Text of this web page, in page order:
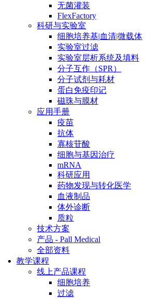
无菌灌装
FlexFactory
科研与实验室
细胞培养基|血清|微载体
实验室过滤
实验室层析系统及填料
分子互作（SPR）
分子试剂与耗材
蛋白免疫印记
磁珠与膜材
应用手册
疫苗
抗体
寡核苷酸
细胞与基因治疗
mRNA
科研应用
药物发现与转化医学
血液制品
体外诊断
质粒
技术方案
产品 - Pall Medical
全部资料
教学课程
线上产品课程
细胞培养
过滤